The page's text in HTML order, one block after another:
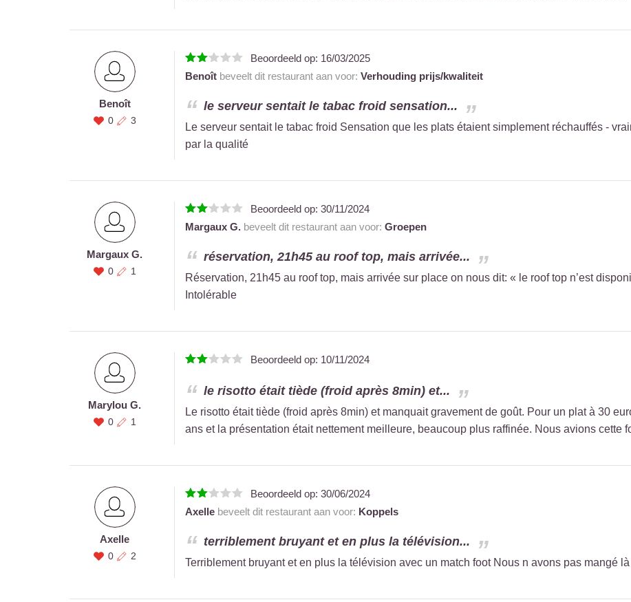
Benoît
0 3
Beoordeeld op: 16/03/2025
Benoîtbeveelt dit restaurant aan voor: Verhouding prijs/kwaliteit
le serveur sentait le tabac froid sensation...
Le serveur sentait le tabac froid Sensation que les plats étaient simplement réchauffés -
par la qualité
Margaux G.
0 1
Beoordeeld op: 30/11/2024
Margaux G.beveelt dit restaurant aan voor: Groepen
réservation, 21h45 au roof top, mais arrivée...
Réservation, 21h45 au roof top, mais arrivée sur place on nous dit: « le roof top n’est
Intolérable
Marylou G.
0 1
Beoordeeld op: 10/11/2024
le risotto était tiède (froid après 8min) et...
Le risotto était tiède (froid après 8min) et manquait gravement de goût. Pour un plat à 30
ans et la présentation était nettement meilleure, beaucoup plus raffinée. Nous avions cette
Axelle
0 2
Beoordeeld op: 30/06/2024
Axellebeveelt dit restaurant aan voor: Koppels
terriblement bruyant et en plus la télévision...
Terriblement bruyant et en plus la télévision avec un match foot Nous n avons pas mangé là